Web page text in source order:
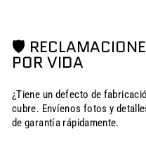
🛡️
POR VIDA
¿Tiene un defecto de
cubre. Envíenos fotos y
de garantía rápidamente.